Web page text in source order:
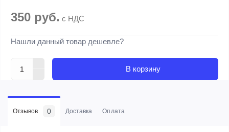
350 руб. с НДС
Нашли данный товар дешевле?
В корзину
Отзывов 0 Доставка Оплата